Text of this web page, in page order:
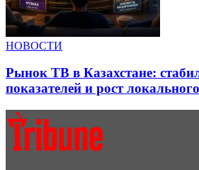
НОВОСТИ
Рынок ТВ в Казахстане:
показателей и рост